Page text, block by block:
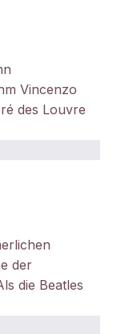
Vincenzo
des Louvre
der
die Beatles